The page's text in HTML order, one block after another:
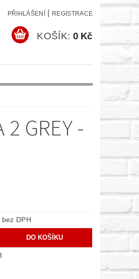
PŘIHLÁŠENÍ REGISTRACE
KOŠÍK: 0 Kč
GREY -
818,18 Kč bez DPH